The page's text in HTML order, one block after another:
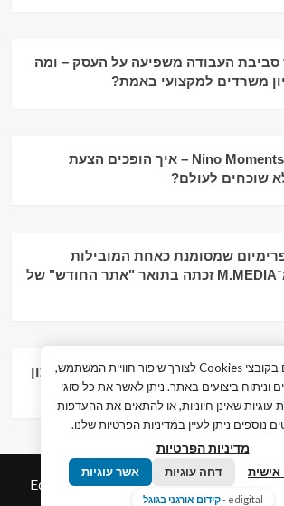
סביבת העבודה משפיעה על העסק – ומה
משרדים למקצועי באמת?
ראיון מיוחד עם Nino Moments – איך הופכים הצעת
שוכחים לעולם?
שמסומנת כאחת המובילות
בישראל: מירי מ־M.MEDIA זכתה בתואר "אתר החודש" של
פיננסי – הדרך לצמיחה כלכלית וניהול נכון
חדשות המאה ה-21 |
Edigital.co.ilby
אנו משתמשים בקובצי Cookies לצורך שיפור חוויית המשתמש,
וניתוח ביצועים באתר. ניתן לאשר את כל סוגי
עוגיות שאינן חיוניות, או להתאים את ההעדפות
נוספים ניתן לעיין במדיניות הפרטיות שלנו.
מדיניות הפרטיות
דחה עוגיות אשר עוגיות
edigital - קידום אורגני בגוגל